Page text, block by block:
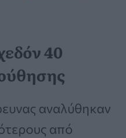
40
αναλύθηκαν
από